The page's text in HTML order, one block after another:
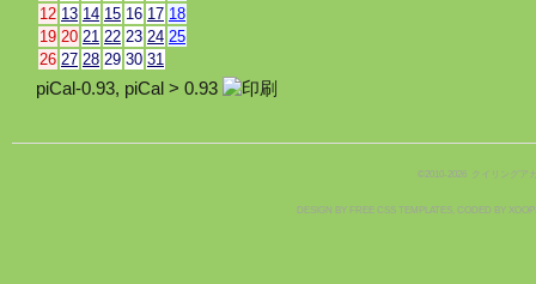
12 13 14 15 16 17 18
19 20 21 22 23 24 25
26 27 28 29 30 31
piCal-0.93, piCal > 0.93
©2010-2026 クイリング
DESIGN BY FREE CSS TEMPLATES, CODED BY